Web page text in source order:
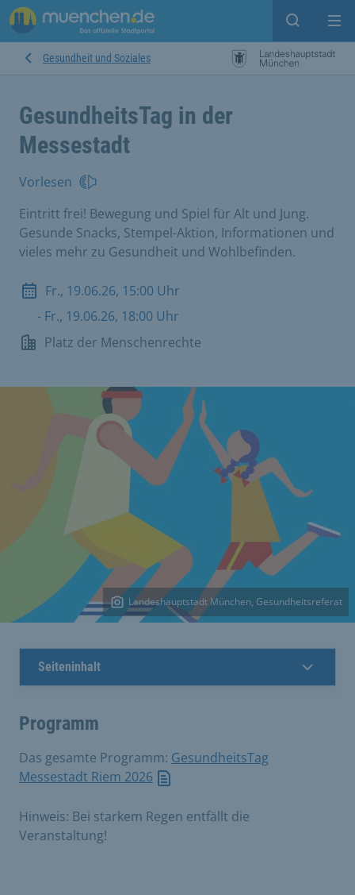
Suche
Gesundheit und Soziales
GesundheitsTag in der
Messestadt
Vorlesen
Eintritt frei! Bewegung und Spiel für Alt und Jung.
Gesunde Snacks, Stempel-Aktion, Informationen und
vieles mehr zu Gesundheit und Wohlbefinden.
Fr., 19.06.26, 15:00 Uhr
- Fr., 19.06.26, 18:00 Uhr
Platz der Menschenrechte
Landeshauptstadt München, Gesundheitsreferat
Seiteninhalt
Programm
Das gesamte Programm: GesundheitsTag
Messestadt Riem 2026
Hinweis: Bei starkem Regen entfällt die
Veranstaltung!